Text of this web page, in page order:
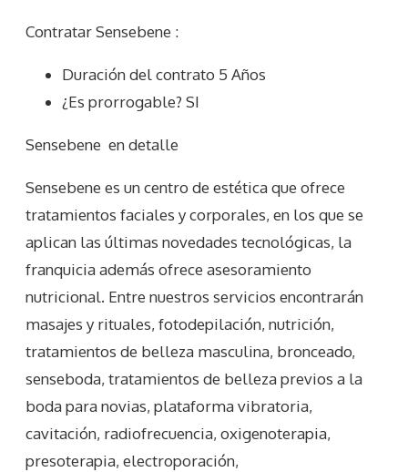
Contratar Sensebene :
Duración del contrato 5 Años
¿Es prorrogable? SI
Sensebene en detalle
Sensebene es un centro de estética que ofrece
tratamientos faciales y corporales, en los que se
aplican las últimas novedades tecnológicas, la
franquicia además ofrece asesoramiento
nutricional. Entre nuestros servicios encontrarán
masajes y rituales, fotodepilación, nutrición,
tratamientos de belleza masculina, bronceado,
senseboda, tratamientos de belleza previos a la
boda para novias, plataforma vibratoria,
cavitación, radiofrecuencia, oxigenoterapia,
presoterapia, electroporación,